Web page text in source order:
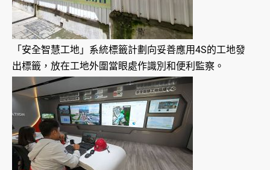
「安全智慧工地」系統標籤計劃向妥善應用4S的工地發
出標籤，放在工地外圍當眼處作識別和便利監察。